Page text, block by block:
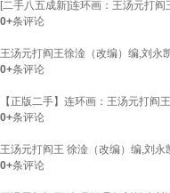
[二手八五成新]连环画：王汤元打阎
0+条评论
王汤元打阎王徐淦（改编）编,刘
0+条评论
【正版二手】连环画：王汤元打阎
0+条评论
王汤元打阎王 徐淦（改编）编,刘永
0+条评论